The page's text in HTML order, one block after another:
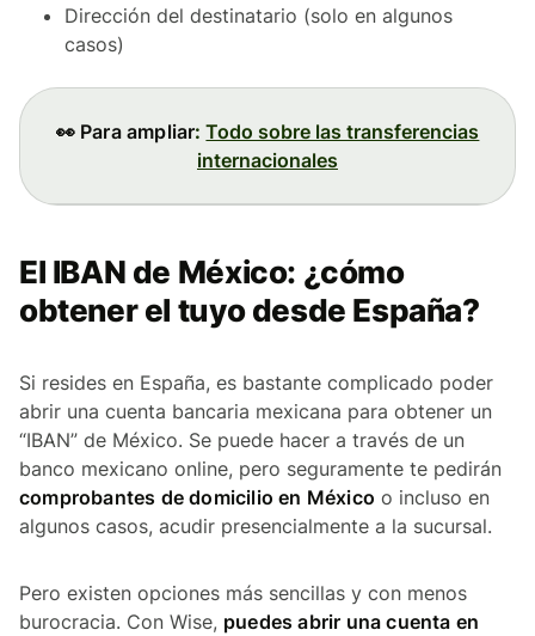
Dirección del destinatario (solo en algunos
casos)
👀 Para ampliar:Todo sobre las transferencias
internacionales
El IBAN de México: ¿cómo
obtener el tuyo desde España?
Si resides en España, es bastante complicado poder
abrir una cuenta bancaria mexicana para obtener un
“IBAN” de México. Se puede hacer a través de un
banco mexicano online, pero seguramente te pedirán
comprobantes de domicilio en México o incluso en
algunos casos, acudir presencialmente a la sucursal.
Pero existen opciones más sencillas y con menos
burocracia. Con Wise, puedes abrir una cuenta en